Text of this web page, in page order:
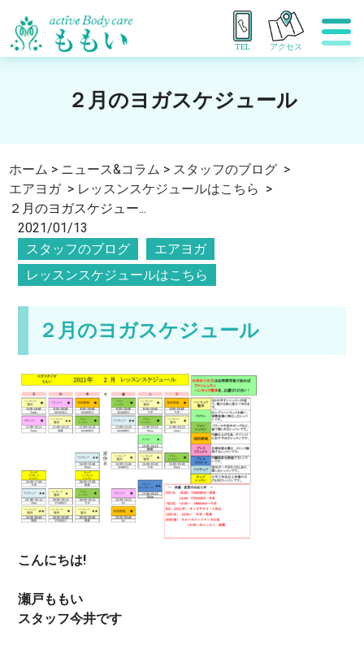
TEL アクセス
２月のヨガスケジュール
ホーム > ニュース&コラム > スタッフのブログ >
エアヨガ > レッスンスケジュールはこちら >
２月のヨガスケジュー...
2021/01/13
スタッフのブログ
エアヨガ
レッスンスケジュールはこちら
２月のヨガスケジュール
こんにちは!
瀬戸ももい
スタッフ今井です